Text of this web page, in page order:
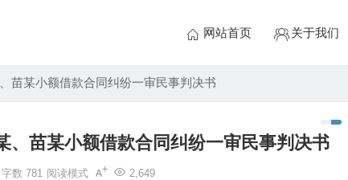
网站首页 关于我们
苗某小额借款合同纠纷一审民事判决书
、苗某小额借款合同纠纷一审民事判决书
2,649
字数 781 阅读模式